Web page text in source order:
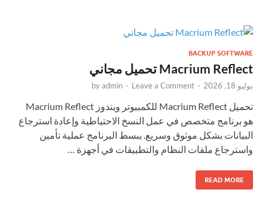
BACKUP SOFTWARE
Macrium Reflect تحميل مجاني
يوليو 18, 2026 -
byadmin - Leave a Comment
تحميل Macrium Reflect للكمبيوتر ويندوز Macrium Reflect
هو برنامج متخصص في عمل النسخ الاحتياطية وإعادة استرجاع
البيانات بشكل موثوق وسريع. يبسط البرنامج عملية تأمين
واسترجاع ملفات النظام والتطبيقات في أجهزة …
READ MORE